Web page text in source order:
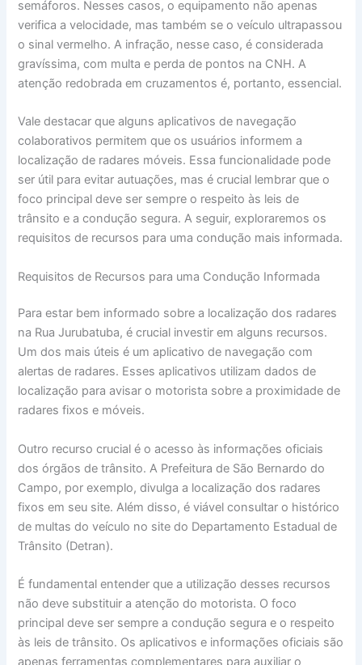
semáforos. Nesses casos, o equipamento não apenas
verifica a velocidade, mas também se o veículo ultrapassou
o sinal vermelho. A infração, nesse caso, é considerada
gravíssima, com multa e perda de pontos na CNH. A
atenção redobrada em cruzamentos é, portanto, essencial.
Vale destacar que alguns aplicativos de navegação
colaborativos permitem que os usuários informem a
localização de radares móveis. Essa funcionalidade pode
ser útil para evitar autuações, mas é crucial lembrar que o
foco principal deve ser sempre o respeito às leis de
trânsito e a condução segura. A seguir, exploraremos os
requisitos de recursos para uma condução mais informada.
Requisitos de Recursos para uma Condução Informada
Para estar bem informado sobre a localização dos radares
na Rua Jurubatuba, é crucial investir em alguns recursos.
Um dos mais úteis é um aplicativo de navegação com
alertas de radares. Esses aplicativos utilizam dados de
localização para avisar o motorista sobre a proximidade de
radares fixos e móveis.
Outro recurso crucial é o acesso às informações oficiais
dos órgãos de trânsito. A Prefeitura de São Bernardo do
Campo, por exemplo, divulga a localização dos radares
fixos em seu site. Além disso, é viável consultar o histórico
de multas do veículo no site do Departamento Estadual de
Trânsito (Detran).
É fundamental entender que a utilização desses recursos
não deve substituir a atenção do motorista. O foco
principal deve ser sempre a condução segura e o respeito
às leis de trânsito. Os aplicativos e informações oficiais são
apenas ferramentas complementares para auxiliar o